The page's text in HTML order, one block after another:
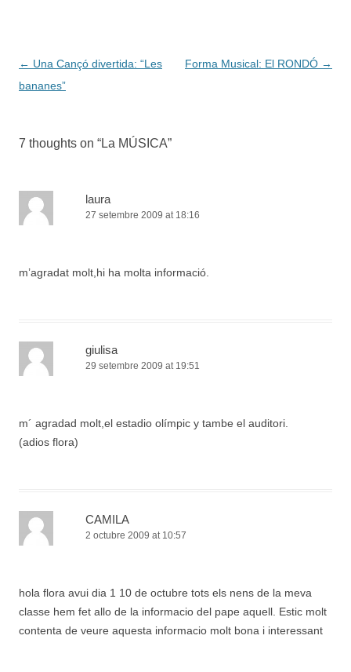
Post
navigation
← Una Cançó divertida: “Les
bananes”
Forma Musical: El RONDÓ →
7 thoughts on “La MÚSICA”
laura
27 setembre 2009 at 18:16
m’agradat molt,hi ha molta informació.
giulisa
29 setembre 2009 at 19:51
m´ agradad molt,el estadio olímpic y tambe el auditori.
(adios flora)
CAMILA
2 octubre 2009 at 10:57
hola flora avui dia 1 10 de octubre tots els nens de la meva
classe hem fet allo de la informacio del pape aquell. Estic molt
contenta de veure aquesta informacio molt bona i interessant